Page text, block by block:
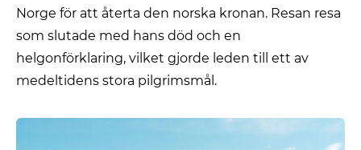
Norge för att återta den norska kronan. Resan resa
som slutade med hans död och en
helgonförklaring, vilket gjorde leden till ett av
medeltidens stora pilgrimsmål.